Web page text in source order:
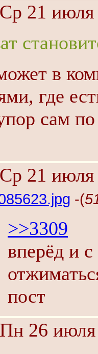
Ср 21 июля
в
где
сам
Ср 21 июля
-(
>>3309
вперёд и
пост
Пн 26 июля